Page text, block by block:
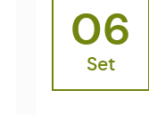
06
Set